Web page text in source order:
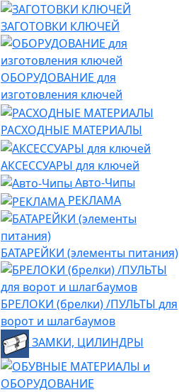
ЗАГОТОВКИ КЛЮЧЕЙ
ОБОРУДОВАНИЕ для
изготовления ключей
РАСХОДНЫЕ МАТЕРИАЛЫ
АКСЕССУАРЫ для ключей
Авто-Чипы
РЕКЛАМА
БАТАРЕЙКИ (элементы питания)
БРЕЛОКИ (брелки) /ПУЛЬТЫ для
ворот и шлагбаумов
ЗАМКИ, ЦИЛИНДРЫ